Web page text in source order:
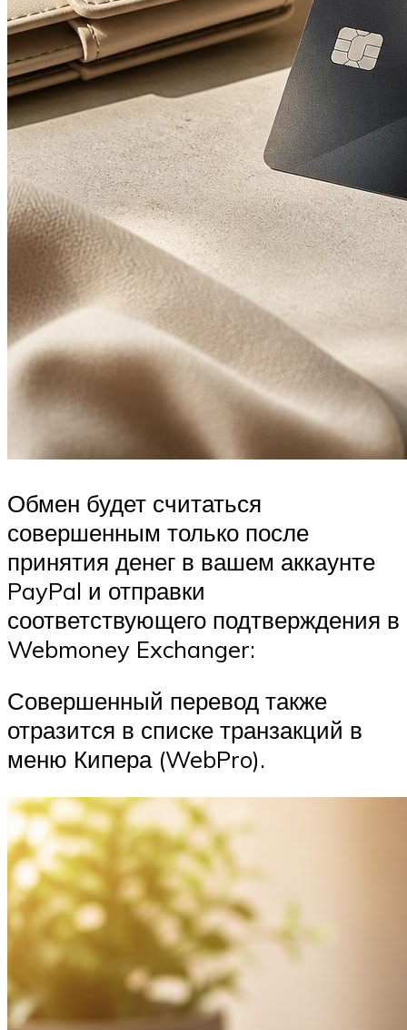
Обмен будет считаться
совершенным только после
принятия денег в вашем аккаунте
PayPal и отправки
соответствующего подтверждения в
Webmoney Exchanger:
Совершенный перевод также
отразится в списке транзакций в
меню Кипера (WebPro).